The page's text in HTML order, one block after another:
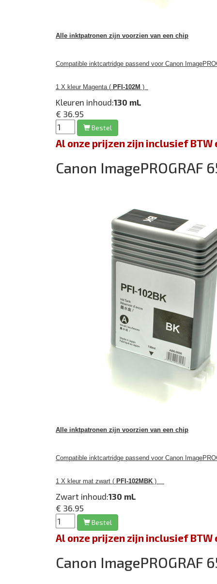
Alle inktpatronen zijn voorzien van een chip
Compatible inktcartridge passend voor Canon
1 X kleur Magenta ( PFI-102M )
Kleuren inhoud:130 mL
€ 36.95
Bestel
Al onze prijzen zijn inclusief
Canon ImagePROGRAF
Alle inktpatronen zijn voorzien van een chip
Compatible inktcartridge passend voor Canon
1 X kleur mat zwart ( PFI-102MBK )
Zwart inhoud:130 mL
€ 36.95
Bestel
Al onze prijzen zijn inclusief
Canon ImagePROGRAF